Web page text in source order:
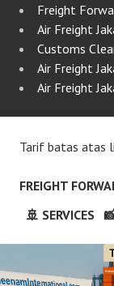
Freight
Air Freight
Customs
Air Freight
Air Freight
Tarif batas atas
FREIGHT
🚢 SERVICES